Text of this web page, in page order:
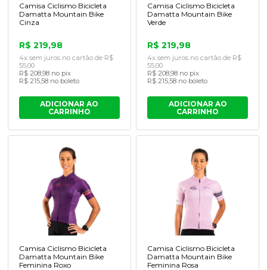
Camisa Ciclismo Bicicleta
Damatta Mountain Bike
Cinza
R$ 219,98
4x sem juros no cartão de R$
55,00
R$ 208,98 no pix
R$ 215,58 no boleto
ADICIONAR AO
CARRINHO
Camisa Ciclismo Bicicleta
Damatta Mountain Bike
Verde
R$ 219,98
4x sem juros no cartão de R$
55,00
R$ 208,98 no pix
R$ 215,58 no boleto
ADICIONAR AO
CARRINHO
Camisa Ciclismo Bicicleta
Damatta Mountain Bike
Feminina Roxo
Camisa Ciclismo Bicicleta
Damatta Mountain Bike
Feminina Rosa